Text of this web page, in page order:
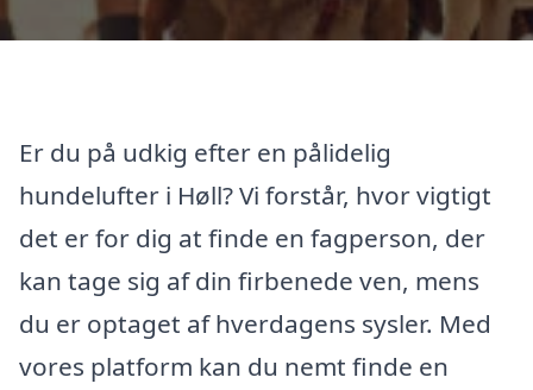
Er du på udkig efter en pålidelig
hundelufter i Høll? Vi forstår, hvor vigtigt
det er for dig at finde en fagperson, der
kan tage sig af din firbenede ven, mens
du er optaget af hverdagens sysler. Med
vores platform kan du nemt finde en